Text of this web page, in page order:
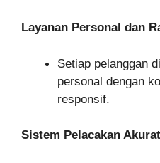
Layanan Personal dan
Setiap pelanggan
personal dengan
responsif.
Sistem Pelacakan Akurat